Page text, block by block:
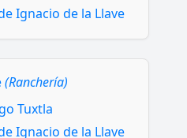
Ignacio de la Llave
(Ranchería)
Tuxtla
Ignacio de la Llave